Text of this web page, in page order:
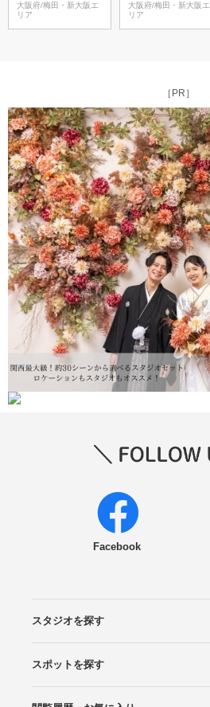
大阪府/梅田・新大阪エ
リア
大阪府/梅田・新大阪エ
リア
［PR］
Facebook
スタジオを探す
エリアから探す
こだわりから探す
NEW PHOTO STYLE
プランから探す
フォトタイプ診断
フォトグラファーから探す
国内リゾートから探す
スポットを探す